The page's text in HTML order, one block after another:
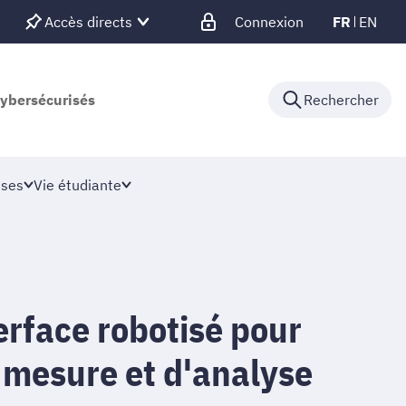
Accès directs Connexion FR EN
Rechercher
Vie étudiante
robotisé pour
et d'analyse